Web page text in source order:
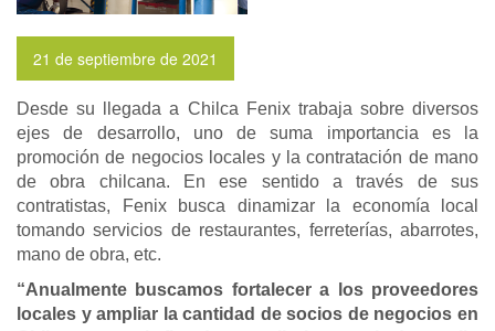
21 de septiembre de 2021
Desde su llegada a Chilca Fenix trabaja sobre diversos
ejes de desarrollo, uno de suma importancia es la
promoción de negocios locales y la contratación de mano
de obra chilcana. En ese sentido a través de sus
contratistas, Fenix busca dinamizar la economía local
tomando servicios de restaurantes, ferreterías, abarrotes,
mano de obra, etc.
“Anualmente buscamos fortalecer a los proveedores
locales y ampliar la cantidad de socios de negocios en